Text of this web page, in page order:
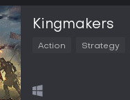
Kingmakers
Action Strategy